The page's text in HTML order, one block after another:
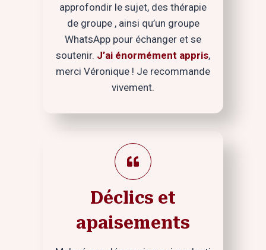
approfondir le sujet, des thérapie
de groupe , ainsi qu’un groupe
WhatsApp pour échanger et se
soutenir. J’ai énormément appris,
merci Véronique ! Je recommande
vivement.
Déclics et
apaisements